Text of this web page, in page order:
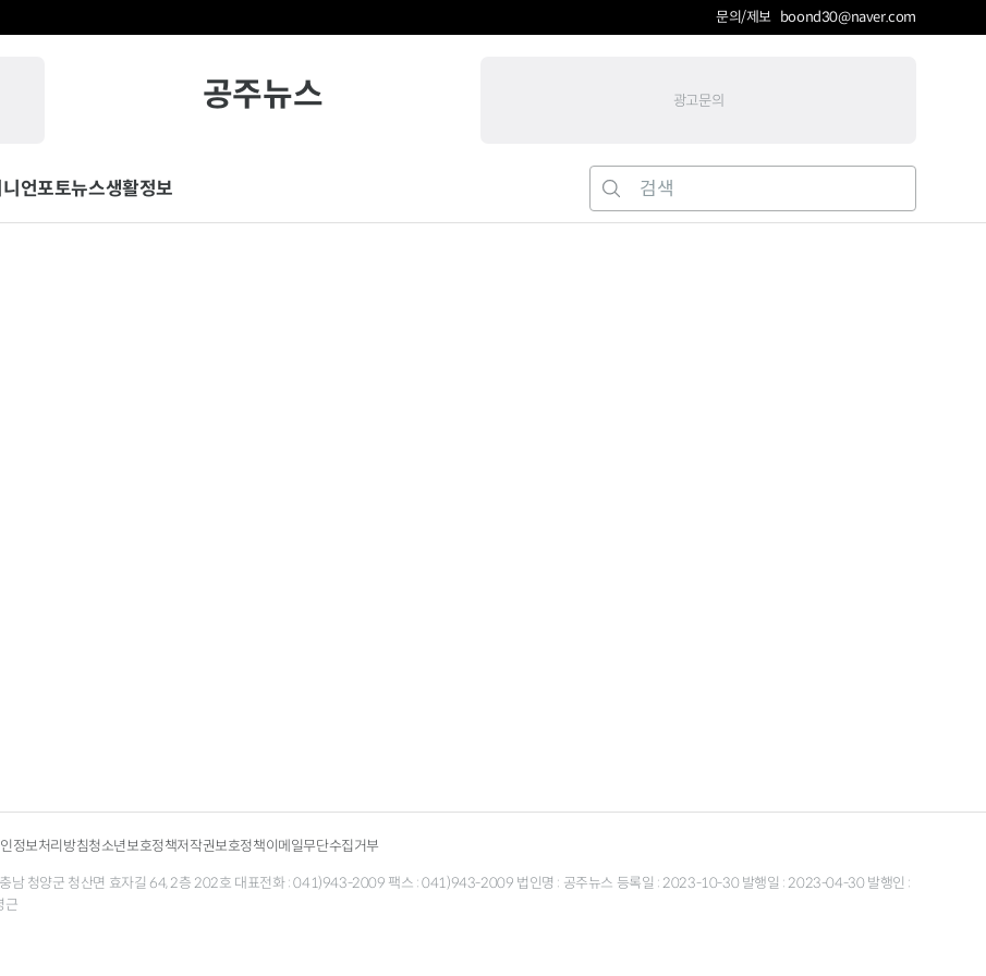
문의/제보 boond30@naver.com
공주뉴스 광고문의
언포토뉴스생활정보
정보처리방침청소년보호정책저작권보호정책이메일무단수집거부
남 청양군 청산면 효자길 64, 2층 202호 대표전화 : 041)943-2009 팩스 : 041)943-2009 법인명 : 공주뉴스 등록일 : 2023-10-30 발행일 : 2023-04-30 발행인 :
근